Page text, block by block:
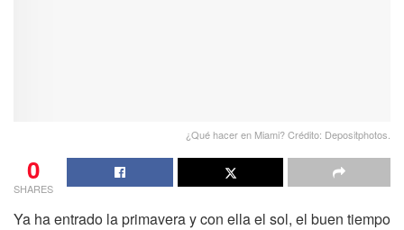
¿Qué hacer en Miami? Crédito: Depositphotos.
0
SHARES
Ya ha entrado la primavera y con ella el sol, el buen tiempo